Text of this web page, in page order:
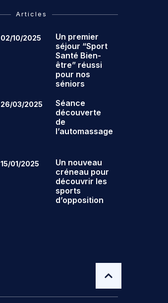
Articles
02/10/2025
Un premier
séjour “Sport
Santé Bien-
être” réussi
pour nos
séniors
26/03/2025
Séance
découverte
de
l’automassage
15/01/2025
Un nouveau
créneau pour
découvrir les
sports
d’opposition